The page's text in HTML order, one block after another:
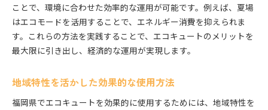
ことで、環境に合わせた効率的な運用が可能です。例えば、夏場
はエコモードを活用することで、エネルギー消費を抑えられま
す。これらの方法を実践することで、エコキュートのメリットを
最大限に引き出し、経済的な運用が実現します。
地域特性を活かした効果的な使用方法
福岡県でエコキュートを効果的に使用するためには、地域特性を